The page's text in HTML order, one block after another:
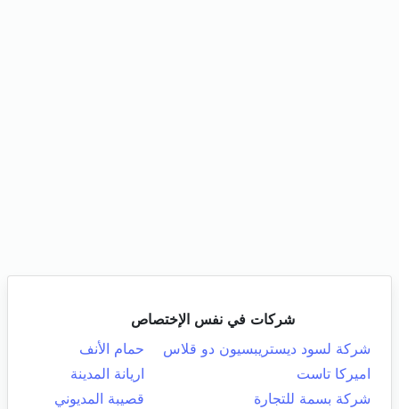
شركات في نفس الإختصاص
شركة لسود ديستريبسيون دو قلاس
حمام الأنف
اميركا تاست
اريانة المدينة
شركة بسمة للتجارة
قصيبة المديوني